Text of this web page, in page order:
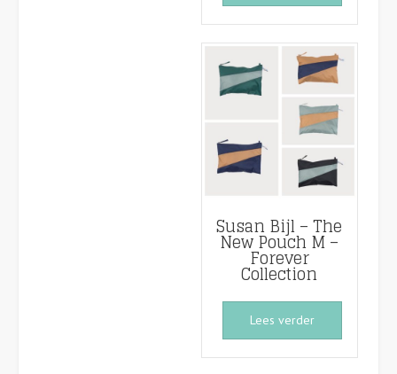
Susan Bijl – The
New Pouch M –
Forever
Collection
Lees verder